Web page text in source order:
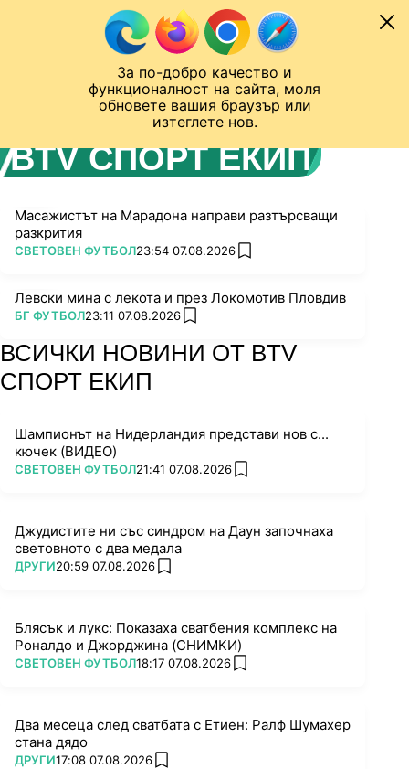
За по-добро качество и
функционалност на сайта, моля
обновете вашия браузър или
изтеглете нов.
Към съдържанието
Лига на Конференциите
BTV СПОРТ ЕКИП
Масажистът на Марадона направи разтърсващи
разкрития
ПОВЕЧЕ ОТ
СВЕТОВЕН ФУТБОЛ23:54 07.08.2026 add favorites
Левски мина с лекота и през Локомотив Пловдив
ПОВЕЧЕ ОТ
БГ ФУТБОЛ23:11 07.08.2026 add favorites
ВСИЧКИ НОВИНИ ОТ BTV
СПОРТ ЕКИП
Шампионът на Нидерландия представи нов с...
кючек (ВИДЕО)
ПОВЕЧЕ ОТ
СВЕТОВЕН ФУТБОЛ21:41 07.08.2026 add favorites
Джудистите ни със синдром на Даун започнаха
световното с два медала
ПОВЕЧЕ ОТ
ДРУГИ20:59 07.08.2026 add favorites
Блясък и лукс: Показаха сватбения комплекс на
Роналдо и Джорджина (СНИМКИ)
ПОВЕЧЕ ОТ
СВЕТОВЕН ФУТБОЛ18:17 07.08.2026 add favorites
Два месеца след сватбата с Етиен: Ралф Шумахер
стана дядо
ПОВЕЧЕ ОТ
ДРУГИ17:08 07.08.2026 add favorites